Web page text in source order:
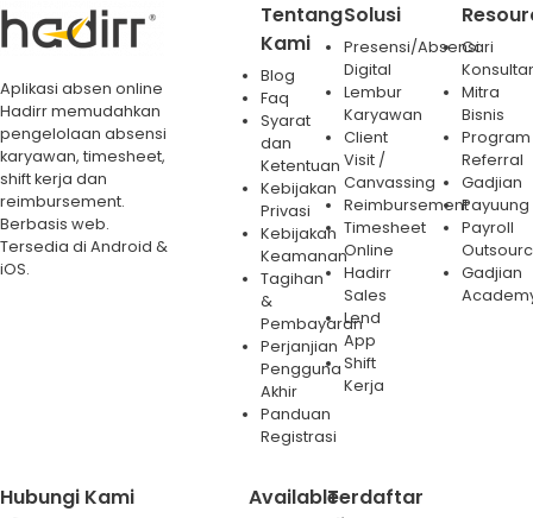
Aplikasi absen online
Hadirr memudahkan
pengelolaan absensi
karyawan, timesheet,
shift kerja dan
reimbursement.
Berbasis web.
Tersedia di Android &
iOS.
Tentang
Kami
Blog
Faq
Syarat
dan
Ketentuan
Kebijakan
Privasi
Kebijakan
Keamanan
Tagihan
&
Pembayaran
Perjanjian
Pengguna
Akhir
Panduan
Registrasi
Solusi
Presensi/Absensi
Digital
Lembur
Karyawan
Client
Visit /
Canvassing
Reimbursement
Timesheet
Online
Hadirr
Sales
Lend
App
Shift
Kerja
Cari
Mitra
Bisnis
Program
Referral
Gadjian
Payuung
Payroll
Gadjian
Hubungi Kami
AvailableTerdaftar